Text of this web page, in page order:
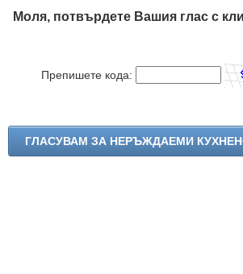
Моля, потвърдете Вашия глас с
Препишете кода: